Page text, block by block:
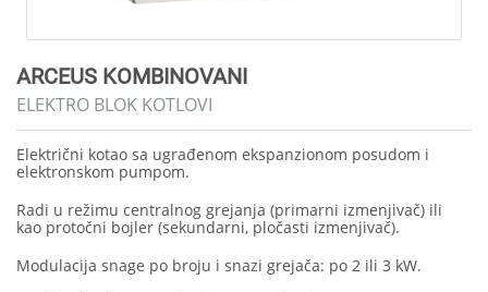
ARCEUS KOMBINOVANI
ELEKTRO BLOK KOTLOVI
Električni kotao sa ugrađenom ekspanzionom posudom i
elektronskom pumpom.
Radi u režimu centralnog grejanja (primarni izmenjivač) ili
kao protočni bojler (sekundarni, pločasti izmenjivač).
Modulacija snage po broju i snazi grejača: po 2 ili 3 kW.